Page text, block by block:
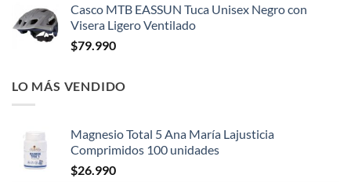
Casco MTB EASSUN Tuca Unisex Negro con
Visera Ligero Ventilado
$79.990
LO MÁS VENDIDO
Magnesio Total 5 Ana María Lajusticia
Comprimidos 100 unidades
$26.990